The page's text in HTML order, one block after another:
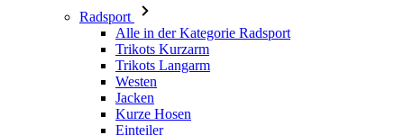
Radsport
Alle in der Kategorie Radsport
Trikots Kurzarm
Trikots Langarm
Westen
Jacken
Kurze Hosen
Einteiler